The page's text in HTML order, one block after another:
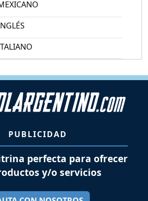
PUBLICIDAD
perfecta para ofrecer
y/o servicios